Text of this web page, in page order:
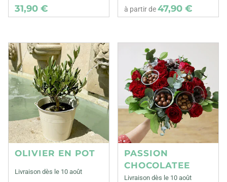
31,90 € à partir de47,90 €
OLIVIER EN POT
Livraison dès le 10 août
PASSION
CHOCOLATEE
Livraison dès le 10 août